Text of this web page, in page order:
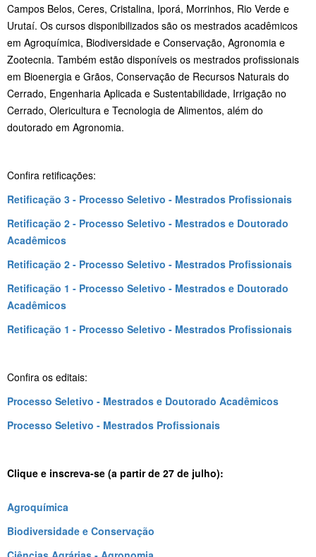
Campos Belos, Ceres, Cristalina, Iporá, Morrinhos, Rio Verde e
Urutaí. Os cursos disponibilizados são os mestrados acadêmicos
em Agroquímica, Biodiversidade e Conservação, Agronomia e
Zootecnia. Também estão disponíveis os mestrados profissionais
em Bioenergia e Grãos, Conservação de Recursos Naturais do
Cerrado, Engenharia Aplicada e Sustentabilidade, Irrigação no
Cerrado, Olericultura e Tecnologia de Alimentos, além do
doutorado em Agronomia.
Confira retificações:
Retificação 3 - Processo Seletivo - Mestrados Profissionais
Retificação 2 - Processo Seletivo - Mestrados e Doutorado
Acadêmicos
Retificação 2 - Processo Seletivo - Mestrados Profissionais
Retificação 1 - Processo Seletivo - Mestrados e Doutorado
Acadêmicos
Retificação 1 - Processo Seletivo - Mestrados Profissionais
Confira os editais:
Processo Seletivo - Mestrados e Doutorado Acadêmicos
Processo Seletivo - Mestrados Profissionais
Clique e inscreva-se (a partir de 27 de julho):
Agroquímica
Biodiversidade e Conservação